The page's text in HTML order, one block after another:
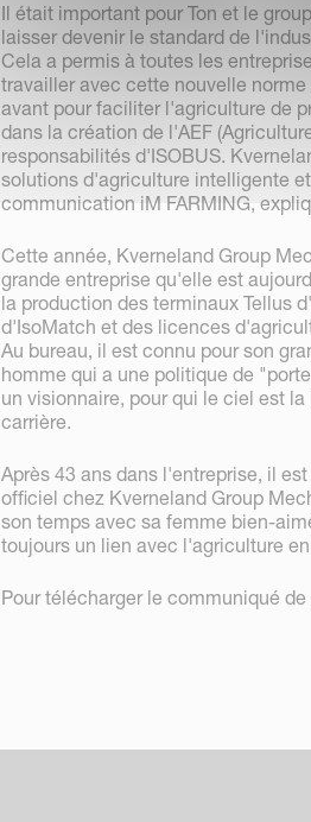
Il était important pour Ton et le
laisser devenir le standard de
Cela a permis à toutes les
travailler avec cette nouvelle
avant pour faciliter l'agriculture de
dans la création de l'AEF
responsabilités d'ISOBUS.
solutions d'agriculture intelligente
communication iM FARMING,
Cette année, Kverneland Group
grande entreprise qu'elle est
la production des terminaux Tellus
d'IsoMatch et des licences
Au bureau, il est connu pour son
homme qui a une politique de
un visionnaire, pour qui le ciel est
carrière.
Après 43 ans dans l'entreprise, il
officiel chez Kverneland Group
son temps avec sa femme bien-
toujours un lien avec l'agriculture
Pour télécharger le communiqué de